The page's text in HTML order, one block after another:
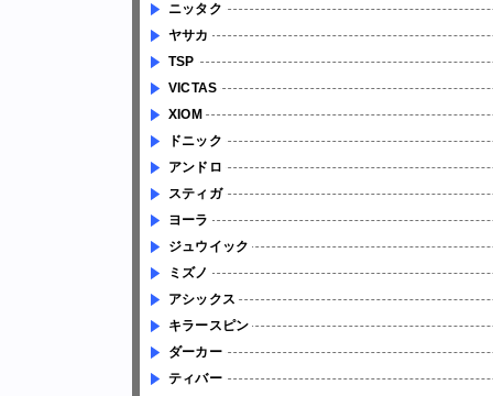
ニッタク
ヤサカ
TSP
VICTAS
XIOM
ドニック
アンドロ
スティガ
ヨーラ
ジュウイック
ミズノ
アシックス
キラースピン
ダーカー
ティバー